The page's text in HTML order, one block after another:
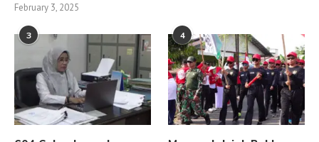
February 3, 2025
3 4